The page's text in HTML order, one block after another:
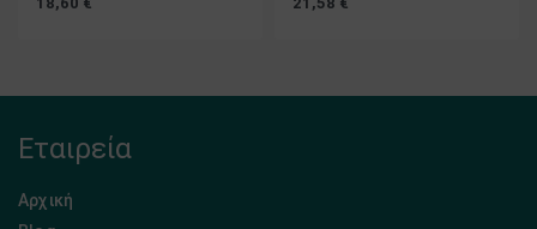
Εταιρεία
Αρχική